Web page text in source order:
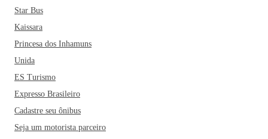
Star Bus
Kaissara
Princesa dos Inhamuns
Unida
ES Turismo
Expresso Brasileiro
Cadastre seu ônibus
Seja um motorista parceiro